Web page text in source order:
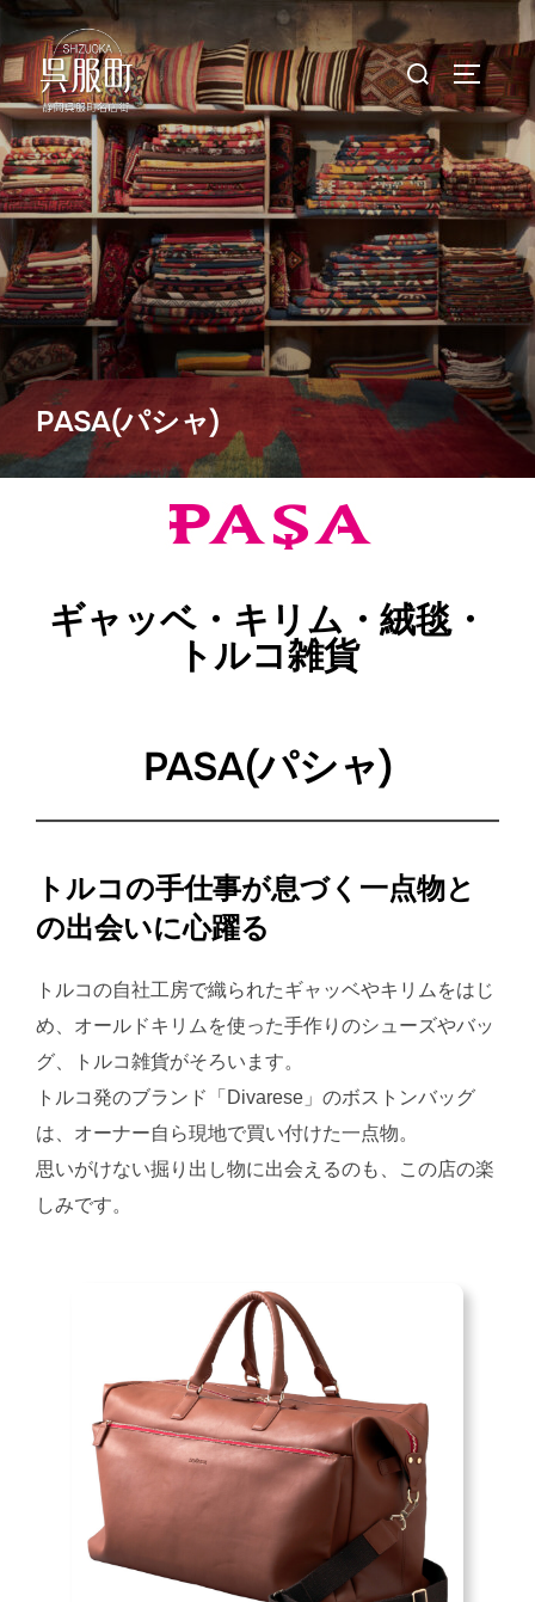
ン
テ
ン
ツ
へ
ス
キ
ッ
プ
検
索
対
象:
サイド
PASA(パシャ)
ギャッベ・キリム・絨毯・
トルコ雑貨
PASA(パシャ)
トルコの手仕事が息づく一点物と
の出会いに心躍る
トルコの自社工房で織られたギャッベやキリムをはじ
め、オールドキリムを使った手作りのシューズやバッ
グ、トルコ雑貨がそろいます。
トルコ発のブランド「Divarese」のボストンバッグ
は、オーナー自ら現地で買い付けた一点物。
思いがけない掘り出し物に出会えるのも、この店の楽
しみです。